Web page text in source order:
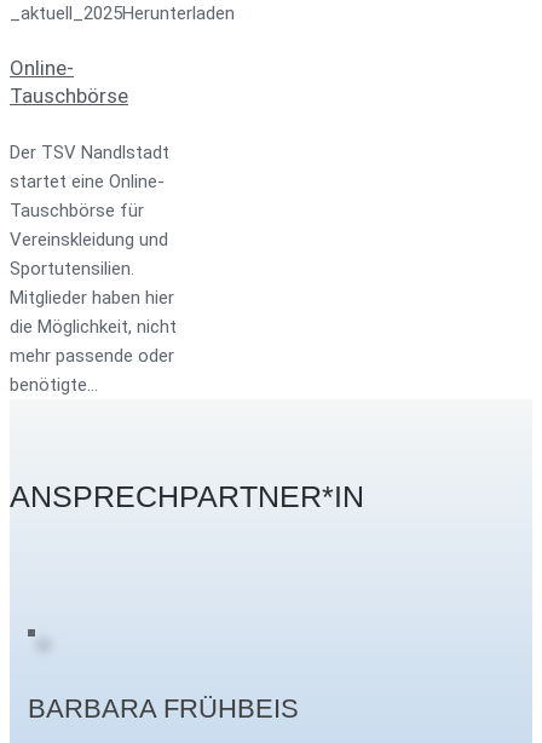
_aktuell_2025Herunterladen
Online-
Tauschbörse
Der TSV Nandlstadt
startet eine Online-
Tauschbörse für
Vereinskleidung und
Sportutensilien.
Mitglieder haben hier
die Möglichkeit, nicht
mehr passende oder
benötigte…
ANSPRECHPARTNER*IN
BARBARA FRÜHBEIS